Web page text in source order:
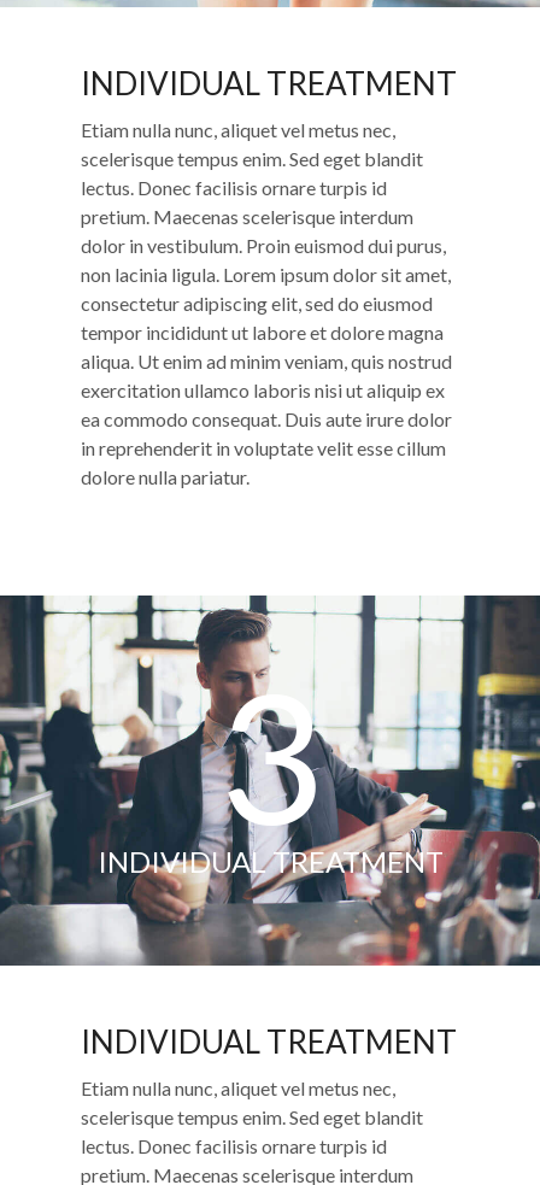
INDIVIDUAL TREATMENT
Etiam nulla nunc, aliquet vel metus nec,
scelerisque tempus enim. Sed eget blandit
lectus. Donec facilisis ornare turpis id
pretium. Maecenas scelerisque interdum
dolor in vestibulum. Proin euismod dui purus,
non lacinia ligula. Lorem ipsum dolor sit amet,
consectetur adipiscing elit, sed do eiusmod
tempor incididunt ut labore et dolore magna
aliqua. Ut enim ad minim veniam, quis nostrud
exercitation ullamco laboris nisi ut aliquip ex
ea commodo consequat. Duis aute irure dolor
in reprehenderit in voluptate velit esse cillum
dolore nulla pariatur.
INDIVIDUAL TREATMENT
Etiam nulla nunc, aliquet vel metus nec,
scelerisque tempus enim. Sed eget blandit
lectus. Donec facilisis ornare turpis id
pretium. Maecenas scelerisque interdum
3
INDIVIDUAL TREATMENT